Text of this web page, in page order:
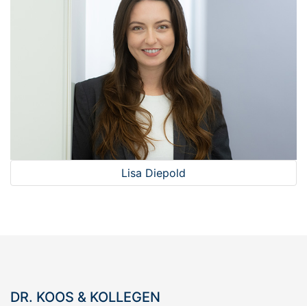
Lisa Diepold
DR. KOOS & KOLLEGEN